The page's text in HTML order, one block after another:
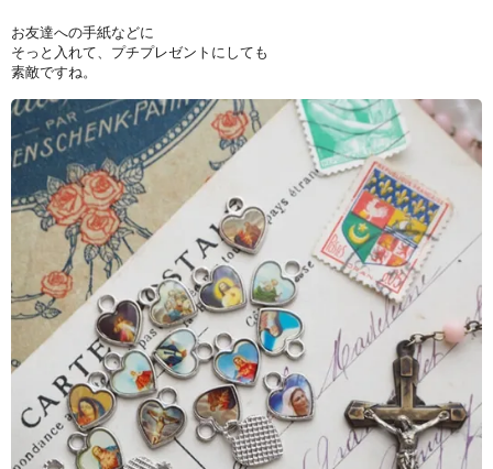
お友達への手紙などに
そっと入れて、プチプレゼントにしても
素敵ですね。